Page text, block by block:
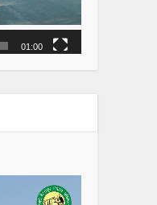
01:00